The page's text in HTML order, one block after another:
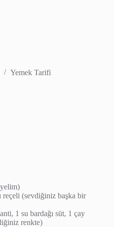
Yemek Tarifi
reçeli (sevdiğiniz başka bir
1 su bardağı süt, 1 çay
renkte)